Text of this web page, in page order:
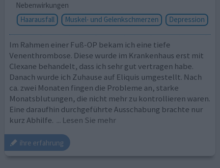
Nebenwirkungen
Haarausfall
Muskel- und Gelenkschmerzen Depression
Im Rahmen einer Fuß-OP bekam ich eine tiefe
Venenthrombose. Diese wurde im Krankenhaus erst mit
Clexane behandelt, dass ich sehr gut vertragen habe.
Danach wurde ich Zuhause auf Eliquis umgestellt. Nach
ca. zwei Monaten fingen die Probleme an, starke
Monatsblutungen, die nicht mehr zu kontrollieren waren.
Eine daraufhin durchgeführte Ausschabung brachte nur
kurz Abhilfe. ... Lesen Sie mehr
ihre erfahrung